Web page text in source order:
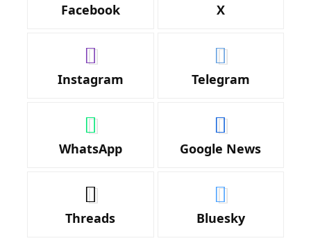
Facebook X
Instagram Telegram
WhatsApp Google News
Threads Bluesky